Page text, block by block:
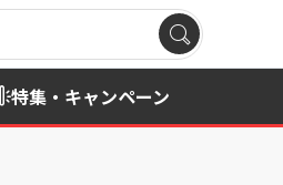
特集・キャンペーン